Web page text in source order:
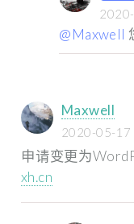
@Maxwell
Maxwell
2020-05-17
申请变更为
xh.cn